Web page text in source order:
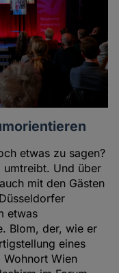
etwas zu sagen?
umtreibt. Und über
mit den Gästen
etwas
Blom, der, wie er
eines
Wohnort Wien